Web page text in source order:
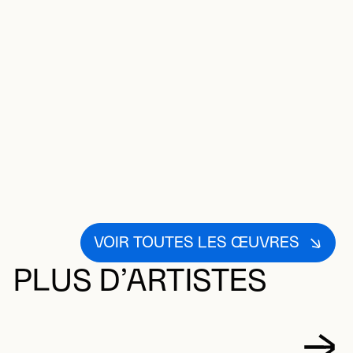
VOIR TOUTES LES ŒUVRES
PLUS D’ARTISTES